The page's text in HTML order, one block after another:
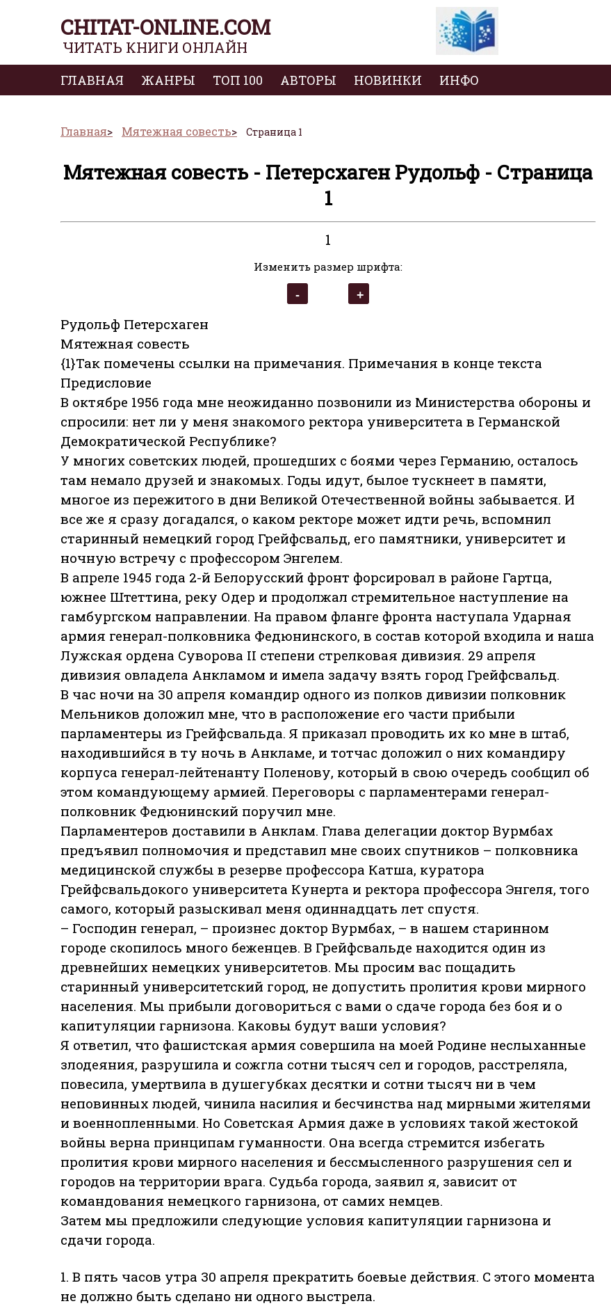
CHITAT-ONLINE.COM
ЧИТАТЬ КНИГИ ОНЛАЙН
ГЛАВНАЯ ЖАНРЫ ТОП 100 АВТОРЫ НОВИНКИ ИНФО
Главная Мятежная совесть Страница 1
Мятежная совесть - Петерсхаген Рудольф - Страница
1
1
Изменить размер шрифта:
Рудольф Петерсхаген
Мятежная совесть
{1}Так помечены ссылки на примечания. Примечания в конце текста
Предисловие
В октябре 1956 года мне неожиданно позвонили из Министерства обороны и
спросили: нет ли у меня знакомого ректора университета в Германской
Демократической Республике?
У многих советских людей, прошедших с боями через Германию, осталось
там немало друзей и знакомых. Годы идут, былое тускнеет в памяти,
многое из пережитого в дни Великой Отечественной войны забывается. И
все же я сразу догадался, о каком ректоре может идти речь, вспомнил
старинный немецкий город Грейфсвальд, его памятники, университет и
ночную встречу с профессором Энгелем.
В апреле 1945 года 2-й Белорусский фронт форсировал в районе Гартца,
южнее Штеттина, реку Одер и продолжал стремительное наступление на
гамбургском направлении. На правом фланге фронта наступала Ударная
армия генерал-полковника Федюнинского, в состав которой входила и наша
Лужская ордена Суворова II степени стрелковая дивизия. 29 апреля
дивизия овладела Анкламом и имела задачу взять город Грейфсвальд.
В час ночи на 30 апреля командир одного из полков дивизии полковник
Мельников доложил мне, что в расположение его части прибыли
парламентеры из Грейфсвальда. Я приказал проводить их ко мне в штаб,
находившийся в ту ночь в Анкламе, и тотчас доложил о них командиру
корпуса генерал-лейтенанту Поленову, который в свою очередь сообщил об
этом командующему армией. Переговоры с парламентерами генерал-
полковник Федюнинский поручил мне.
Парламентеров доставили в Анклам. Глава делегации доктор Вурмбах
предъявил полномочия и представил мне своих спутников – полковника
медицинской службы в резерве профессора Катша, куратора
Грейфсвальдокого университета Кунерта и ректора профессора Энгеля, того
самого, который разыскивал меня одиннадцать лет спустя.
– Господин генерал, – произнес доктор Вурмбах, – в нашем старинном
городе скопилось много беженцев. В Грейфсвальде находится один из
древнейших немецких университетов. Мы просим вас пощадить
старинный университетский город, не допустить пролития крови мирного
населения. Мы прибыли договориться с вами о сдаче города без боя и о
капитуляции гарнизона. Каковы будут ваши условия?
Я ответил, что фашистская армия совершила на моей Родине неслыханные
злодеяния, разрушила и сожгла сотни тысяч сел и городов, расстреляла,
повесила, умертвила в душегубках десятки и сотни тысяч ни в чем
неповинных людей, чинила насилия и бесчинства над мирными жителями
и военнопленными. Но Советская Армия даже в условиях такой жестокой
войны верна принципам гуманности. Она всегда стремится избегать
пролития крови мирного населения и бессмысленного разрушения сел и
городов на территории врага. Судьба города, заявил я, зависит от
командования немецкого гарнизона, от самих немцев.
Затем мы предложили следующие условия капитуляции гарнизона и
сдачи города.
1. В пять часов утра 30 апреля прекратить боевые действия. С этого момента
не должно быть сделано ни одного выстрела.